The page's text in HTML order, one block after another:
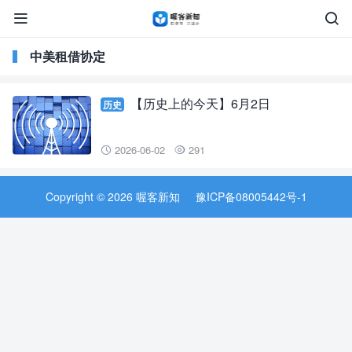


中美租借协定
历史 【历史上的今天】6月2日
 2026-06-02  291
Copyright © 2026 喔客新知 豫ICP备08005442号-1